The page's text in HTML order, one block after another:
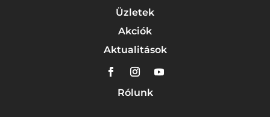
Üzletek
Akciók
Aktualitások
Rólunk